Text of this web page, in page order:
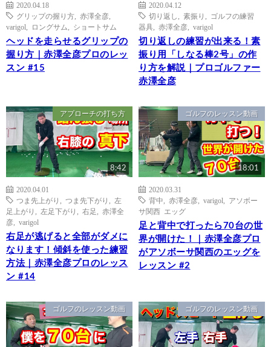
2020.04.18
グリップの握り方
赤澤全彦
varigol
ロングサム ショートサム
ヘッドを走らせるグリップの
握り方｜赤澤全彦プロのレッ
スン #15
2020.04.12
切り返し
素振り
ゴルフの練習
器具
赤澤全彦 varigol
切り返しの練習が出来る！素
振り用「しなる棒2号」の作
り方を解説｜プロゴルファー
赤澤全彦
アプローチの打ち方
8:42
2020.04.01
つま先上がり
つま先下がり
左
足上がり
左足下がり 右足
赤澤全
彦
varigol
右足が逃げると全部がダメに
なります！傾斜を使った練習
方法｜赤澤全彦プロのレッス
ン #14
ゴルフのレッスン動画
18:01
2020.03.31
背中
赤澤全彦 varigol
アソボー
サ関西 エッグ
足と背中で打ったら70台の世
界が開けた！｜赤澤全彦プロ
がアソボーサ関西のエッグを
レッスン #2
ゴルフのレッスン動画 ゴルフのレッスン動画